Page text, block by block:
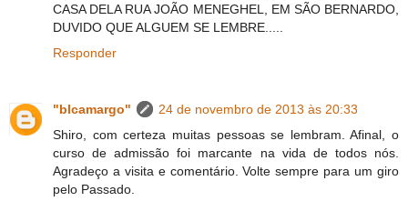
CASA DELA RUA JOÃO MENEGHEL, EM SÃO BERNARDO,
DUVIDO QUE ALGUEM SE LEMBRE.....
Responder
"blcamargo"
24 de novembro de 2013 às 20:33
Shiro, com certeza muitas pessoas se lembram. Afinal, o
curso de admissão foi marcante na vida de todos nós.
Agradeço a visita e comentário. Volte sempre para um giro
pelo Passado.